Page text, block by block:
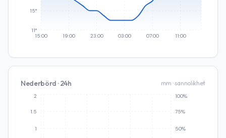
15:00 19:00 23:00 03:00 07:00 11:00
11°
15°
Nederbörd · 24h mm · sannolikhet
1
1.5
2
50%
75%
100%